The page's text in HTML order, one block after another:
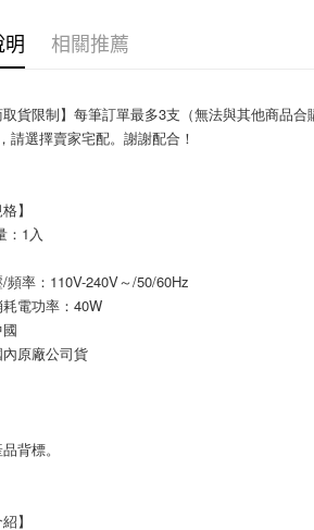
明 相關推薦
貨限制】每筆訂單最多3支（無法與其他商品合
請選擇賣家宅配。謝謝配合！
】
：1入
頻率：110V-240V～/50/60Hz
電功率：40W
原廠公司貨
背標。
】